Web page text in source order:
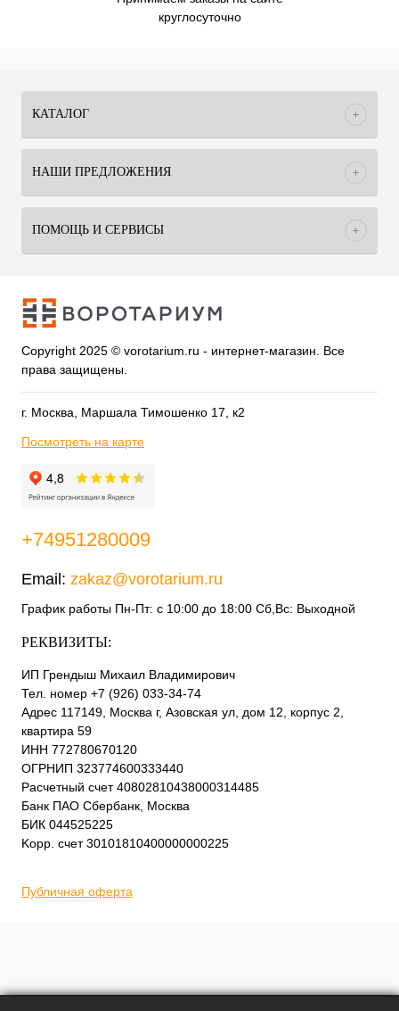
круглосуточно
КАТАЛОГ
НАШИ ПРЕДЛОЖЕНИЯ
ПОМОЩЬ И СЕРВИСЫ
Copyright 2025 © vorotarium.ru - интернет-магазин. Все
права защищены.
г. Москва, Маршала Тимошенко 17, к2
Посмотреть на карте
+74951280009
Email: zakaz@vorotarium.ru
График работы Пн-Пт: с 10:00 до 18:00 Сб,Вс: Выходной
РЕКВИЗИТЫ:
ИП Грендыш Михаил Владимирович
Тел. номер +7 (926) 033-34-74
Адрес 117149, Москва г, Азовская ул, дом 12, корпус 2,
квартира 59
ИНН 772780670120
ОГРНИП 323774600333440
Расчетный счет 40802810438000314485
Банк ПАО Сбербанк, Москва
БИК 044525225
Kорр. счет 30101810400000000225
Публичная оферта